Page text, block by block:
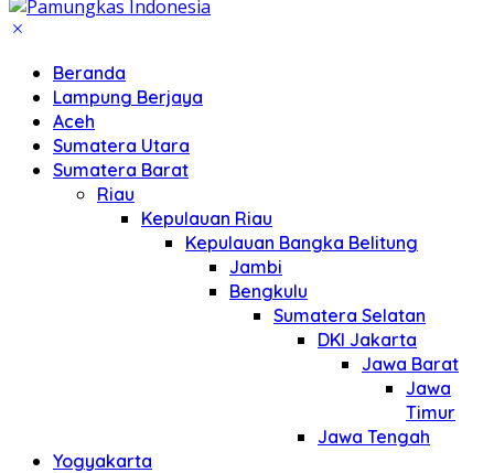
Beranda
Lampung Berjaya
Aceh
Sumatera Utara
Sumatera Barat
Riau
Kepulauan Riau
Kepulauan Bangka Belitung
Jambi
Bengkulu
Sumatera Selatan
DKI Jakarta
Jawa Barat
Jawa
Timur
Jawa Tengah
Yogyakarta